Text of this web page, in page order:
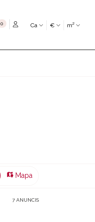
0My favouritesCa € m²
Mapa
7 ANUNCIS